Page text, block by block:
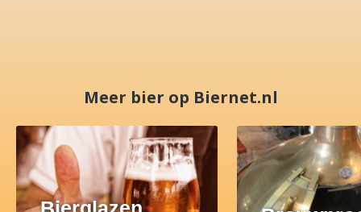
Meer bier op Biernet.nl